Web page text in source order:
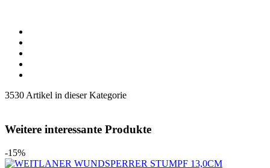
3530 Artikel in dieser Kategorie
Weitere interessante Produkte
-15%